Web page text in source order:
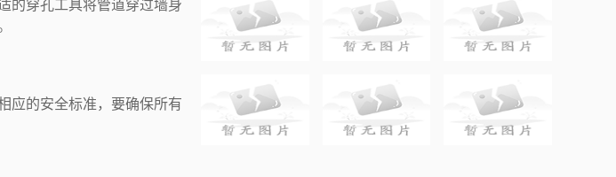
的穿孔工具将管道穿过墙身
应的安全标准，要确保所有